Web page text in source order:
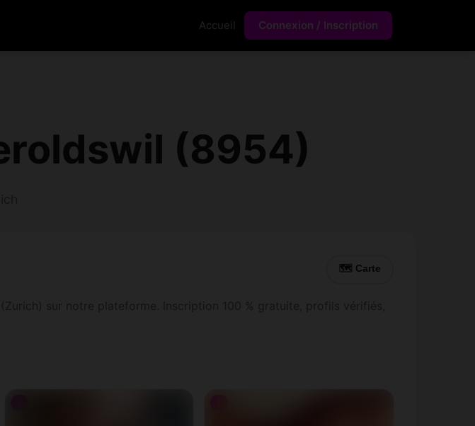
Accueil Connexion / Inscription
(8954)
🗺 Carte